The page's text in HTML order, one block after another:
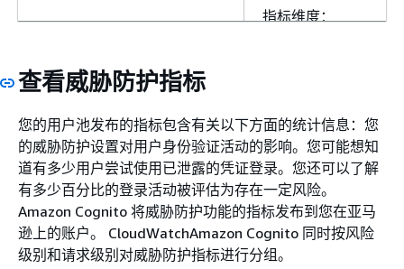
指标维度：
TokenRefreshSuccesses
提供向 Amazon
Cognito 用户池发出的
成功的 Amazon
Cognito 令牌刷新请求
的总数。一个成功的
Amazon Cognito 令牌
刷新请求会产生值 1，
查看威胁防护指标
您的用户池发布的指标包含有关以下方面的统计信息：您
的威胁防护设置对用户身份验证活动的影响。您可能想知
道有多少用户尝试使用已泄露的凭证登录。您还可以了解
有多少百分比的登录活动被评估为存在一定风险。
Amazon Cognito 将威胁防护功能的指标发布到您在亚马
逊上的账户。 CloudWatchAmazon Cognito 同时按风险
级别和请求级别对威胁防护指标进行分组。